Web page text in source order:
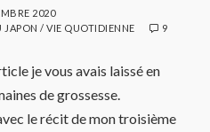
2020
JAPON /VIE QUOTIDIENNE 9
je vous avais laissé en
de grossesse.
le récit de mon troisième